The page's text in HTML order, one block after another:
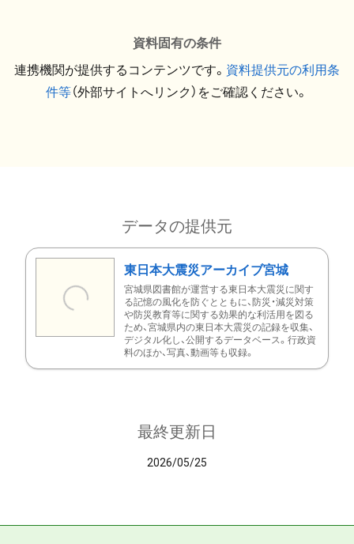
資料固有の条件
連携機関が提供するコンテンツです。 資料提供元の利用条
件等（外部サイトへリンク）をご確認ください。
データの提供元
東日本大震災アーカイブ宮城
宮城県図書館が運営する東日本大震災に関す
る記憶の風化を防ぐとともに、防災・減災対策
や防災教育等に関する効果的な利活用を図る
ため、宮城県内の東日本大震災の記録を収集、
デジタル化し、公開するデータベース。行政資
料のほか、写真、動画等も収録。
最終更新日
2026/05/25